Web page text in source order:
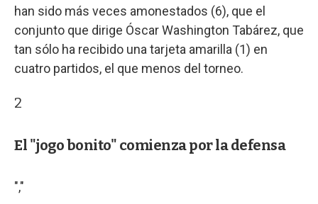
han sido más veces amonestados (6), que el
conjunto que dirige Óscar Washington Tabárez, que
tan sólo ha recibido una tarjeta amarilla (1) en
cuatro partidos, el que menos del torneo.
2
El "jogo bonito" comienza por la defensa
","